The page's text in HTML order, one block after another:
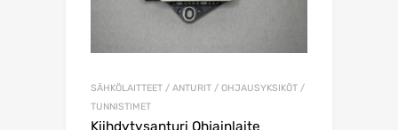
SÄHKÖLAITTEET / ANTURIT / OHJAUSYKSIKÖT /
TUNNISTIMET
Kiihdytysanturi Ohjainlaite